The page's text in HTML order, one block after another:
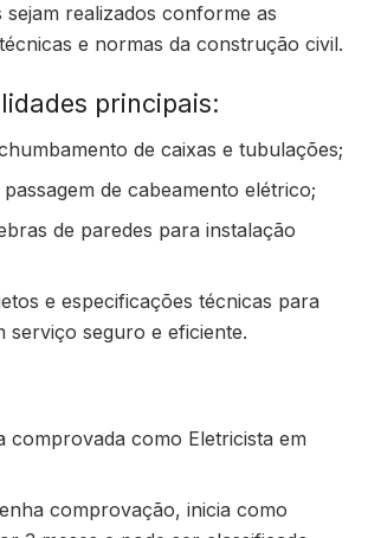
sejam realizados conforme as
e normas da construção civil.
principais:
de caixas e tubulações;
de cabeamento elétrico;
de paredes para instalação
e especificações técnicas para
serviço seguro e eficiente.
comprovada como Eletricista em
comprovação, inicia como